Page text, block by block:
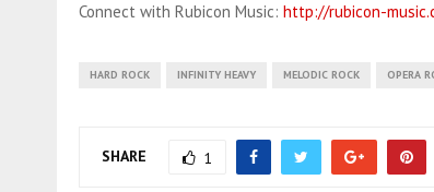
Connect with Rubicon Music: http://rubicon-
HARD ROCK INFINITY HEAVY MELODIC ROCK OPERA
SHARE 1